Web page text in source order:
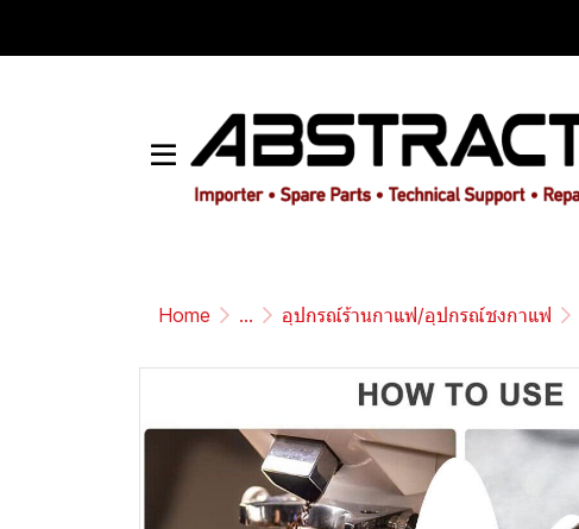
Home ... อุปกรณ์ร้านกาแฟ/อุปกรณ์ชงกาแฟ